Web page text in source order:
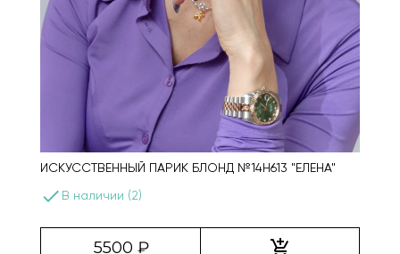
ИСКУССТВЕННЫЙ ПАРИК БЛОНД №14H613 "ЕЛЕНА"
done В наличии (2)
5500 ₽ add_shopping_cart